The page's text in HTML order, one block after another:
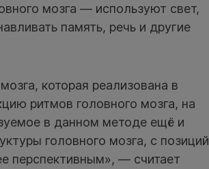
мозга — используют свет,
память, речь и другие
которая реализована в
ритмов головного мозга, на
в данном методе ещё и
головного мозга, с позиций
перспективным», — считает